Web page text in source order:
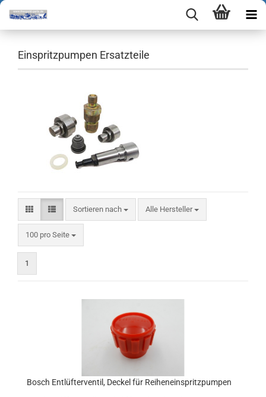
Einspritzpumpen Ersatzteile
Sortieren nach
Sortieren nach Alle Hersteller
100 pro Seite
pro Seite
1
Bosch Entlüfterventil, Deckel für Reiheneinspritzpumpen